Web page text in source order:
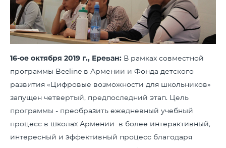
16-ое октября 2019 г., Ереван: В рамках совместной
программы Beeline в Армении и Фонда детского
развития «Цифровые возможности для школьников»
запущен четвертый, предпоследний этап. Цель
программы - преобразить ежедневный учебный
процесс в школах Армении в более интерактивный,
интересный и эффективный процесс благодаря